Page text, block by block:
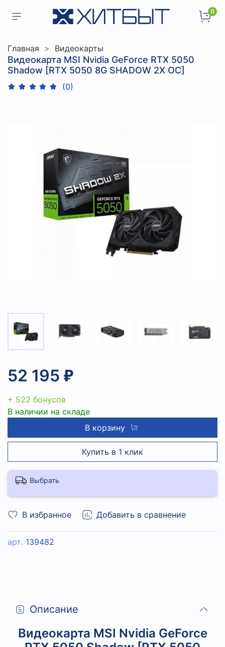
0
Главная Видеокарты
Видеокарта MSI Nvidia GeForce RTX 5050
Shadow [RTX 5050 8G SHADOW 2X OC]
(0)
В избранное Добавить в сравнение
арт. 139482
52 195 ₽
+ 522 бонусов
В наличии на складе
В корзину
Купить в 1 клик
Выбрать
Описание
Видеокарта MSI Nvidia GeForce